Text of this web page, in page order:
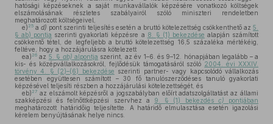
hatósági képzéseknek a saját munkavállalók képzésére vonatkozó költségek
elszámolásának részletes szabályairól szóló miniszteri rendeletben
meghatározott költségeivel,
e) 25 a d) pont szerinti teljesítés esetén a bruttó kötelezettség csökkenthető az 5.
§ ab) pontja szerinti gyakorlati képzésre a 8. § (1) bekezdése alapján számított
csökkentő tétel, de legfeljebb a bruttó kötelezettség 16,5 százaléka mértékéig,
feltéve, hogy a hozzájárulásra kötelezett
ea) 26 az 5. § ab) alpontja szerint, az év 1–6. és 9–12. hónapjában legalább – a
kis- és középvállalkozásokról, fejlődésük támogatásáról szóló 2004. évi XXXIV.
törvény 4. § (2)–(6) bekezdése szerinti partner- vagy kapcsolódó vállalkozás
esetében együttesen számított – 30 fő tanulószerződéses tanuló gyakorlati
képzésével teljesíti részben a hozzájárulási kötelezettségét, és
eb) 27 az elszámolt képzésről a jogszabályban előírt adatszolgáltatást az állami
szakképzési és felnőttképzési szervhez a 9. § (1) bekezdés c) pontjában
meghatározott határidőig teljesítette. A határidő elmulasztása esetén igazolási
kérelem benyújtásának helye nincs.